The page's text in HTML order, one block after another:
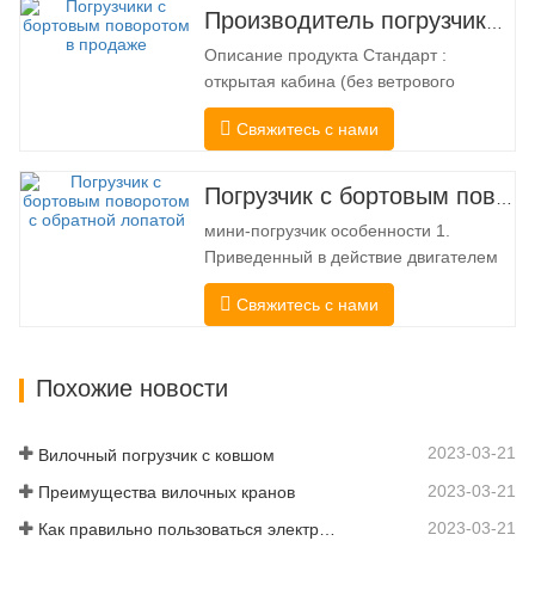
погрузчика и бокового погрузчика.
Бесшумный и экологически чистый
электропривод и инновационное
рулевое управление HX на 360°
позволяют плавно…
Производитель погрузчиков с бортовым поворотом Китай
Описание продукта Стандарт :
открытая кабина (без ветрового
стекла) Механическое управление
Быстросъемная сцепка и муфта типа
насос Danfoss Американский Итон
Мотор Италия Многофункциональный
клапан Система автоматического
выравнивания Гидравлический
тормоз…
Свяжитесь с нами
Погрузчик с бортовым поворотом на продажу
мини-погрузчик особенности 1.
Приведенный в действие двигателем
мощностью 74,3 л.с., обладающим
исключительной силой отрыва ковша
производительностью и
расходом имеет увеличенный…
Свяжитесь с нами
Похожие новости
Вилочный погрузчик с ковшом 2023-03-21
Преимущества вилочных кранов 2023-03-21
Как правильно пользоваться электропогрузчиком 2023-03-21